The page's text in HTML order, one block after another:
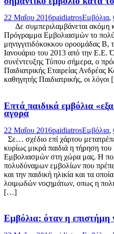
22 Μαΐου 2016paidiatrosΕμβόλια,
Δε συμπεριλαμβάνεται ακόμη
Πρόγραμμα Εμβολιασμών το πολύ
μηνιγγιτιδόκοκκου οροομάδας Β,
Ιανουάριο του 2013 από την Ε.Ε.
συνέντευξης Τύπου σήμερα, ο
Παιδιατρικής Εταιρείας Ανδρέας
καθηγητής Παιδιατρικής, οι
Επτά παιδικά εμβόλια
αγορά
22 Μαΐου 2016paidiatrosΕμβόλια,
Σε… σχέδιο επί χάρτου
κυρίως μικρά παιδιά η τήρηση
Εμβολιασμών στη χώρα μας. Η
πολυδύναμων εμβολίων που
και την παιδική ηλικία και τα
λοιμωδών νοςημάτων, οπως η
[…]
Εμβόλια: όταν η επιστήμη